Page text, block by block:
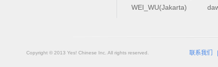
WEI_WU(Jakarta)
Copyright © 2013 Yes! Chinese Inc. All rights reserved. 联系我们